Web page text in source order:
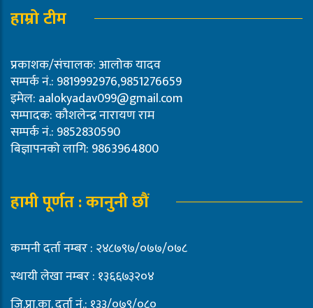
हाम्रो टीम
प्रकाशक/संचालक: आलोक यादव
सम्पर्क नं.: 9819992976,9851276659
इमेल: aalokyadav099@gmail.com
सम्पादक: कौशलेन्द्र नारायण राम
सम्पर्क नं.: 9852830590
बिज्ञापनको लागि: 9863964800
हामी पूर्णत : कानुनी छौं
कम्पनी दर्ता नम्बर : २४८७९७/०७७/०७८
स्थायी लेखा नम्बर : १३६६७३२०४